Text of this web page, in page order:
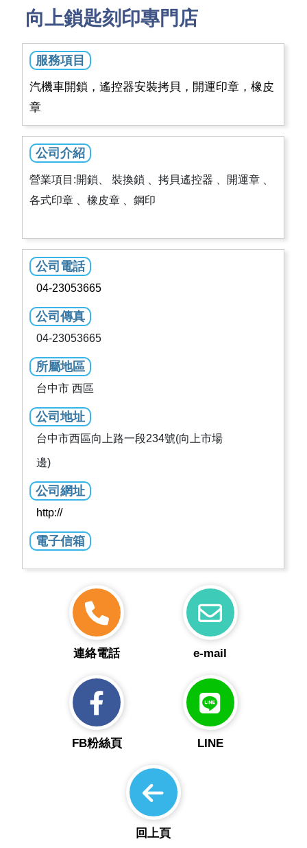
向上鎖匙刻印專門店
服務項目
汽機車開鎖，遙控器安裝拷貝，開運印章，橡皮
章
公司介紹
營業項目:開鎖、 裝換鎖 、拷貝遙控器 、開運章 、
各式印章 、橡皮章 、鋼印
公司電話
04-23053665
公司傳真
04-23053665
所屬地區
台中市 西區
公司地址
台中市西區向上路一段234號(向上市場
邊)
公司網址
http://
電子信箱
連絡電話 e-mail
FB粉絲頁 LINE
回上頁